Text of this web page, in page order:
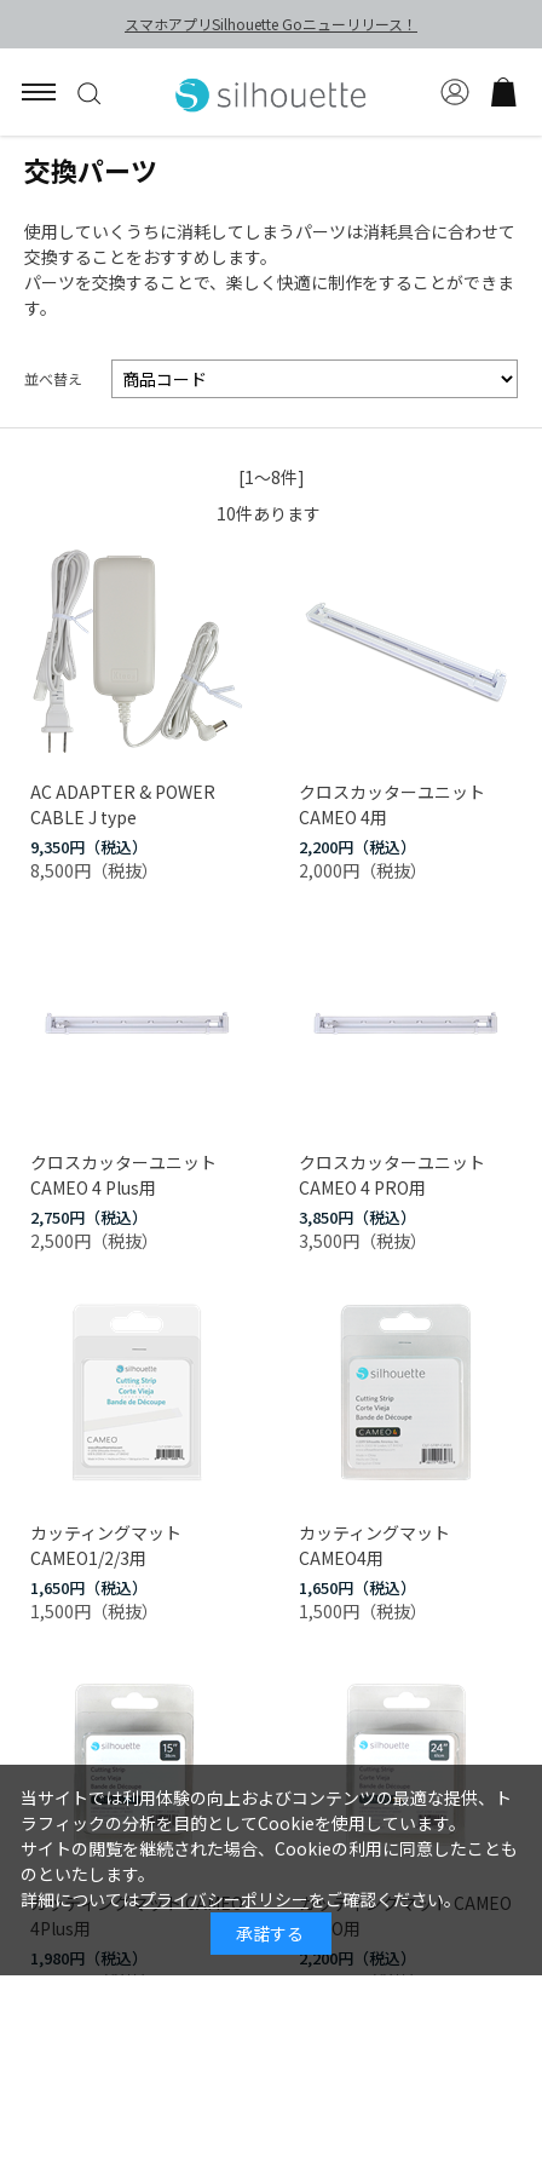
スマホアプリSilhouette Goニューリリース！
交換パーツ
使用していくうちに消耗してしまうパーツは消耗具合に合わせて
交換することをおすすめします。
パーツを交換することで、楽しく快適に制作をすることができま
す。
並べ替え
[1～8件]
10件あります
AC ADAPTER & POWER
CABLE J type
9,350円
8,500円
クロスカッターユニット
CAMEO 4用
2,200円
2,000円
クロスカッターユニット
CAMEO 4 Plus用
2,750円
2,500円
クロスカッターユニット
CAMEO 4 PRO用
3,850円
3,500円
カッティングマット
CAMEO1/2/3用
1,650円
1,500円
カッティングマット
CAMEO4用
1,650円
1,500円
カッティングマット CAMEO
4Plus用
1,980円
1,800円
カッティングマット CAMEO
4PRO用
2,200円
2,000円
当サイトでは利用体験の向上およびコンテンツの最適な提供、ト
ラフィックの分析を目的としてCookieを使用しています。
サイトの閲覧を継続された場合、Cookieの利用に同意したことも
のといたします。
詳細についてはプライバシーポリシーをご確認ください。
承諾する